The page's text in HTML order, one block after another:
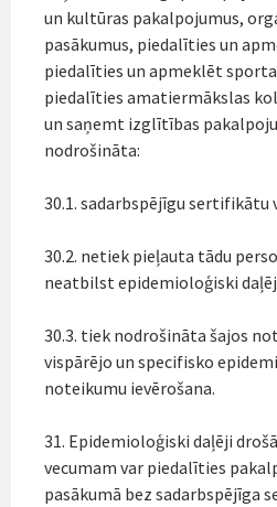
un kultūras pakalpojumus,
pasākumus, piedalīties un
piedalīties un apmeklēt sporta
piedalīties amatiermākslas
un saņemt izglītības
nodrošināta:
30.1. sadarbspējīgu sertifikātu
30.2. netiek pieļauta tādu
neatbilst epidemioloģiski
30.3. tiek nodrošināta šajos
vispārējo un specifisko
noteikumu ievērošana.
31. Epidemioloģiski daļēji
vecumam var piedalīties
pasākumā bez sadarbspējīga